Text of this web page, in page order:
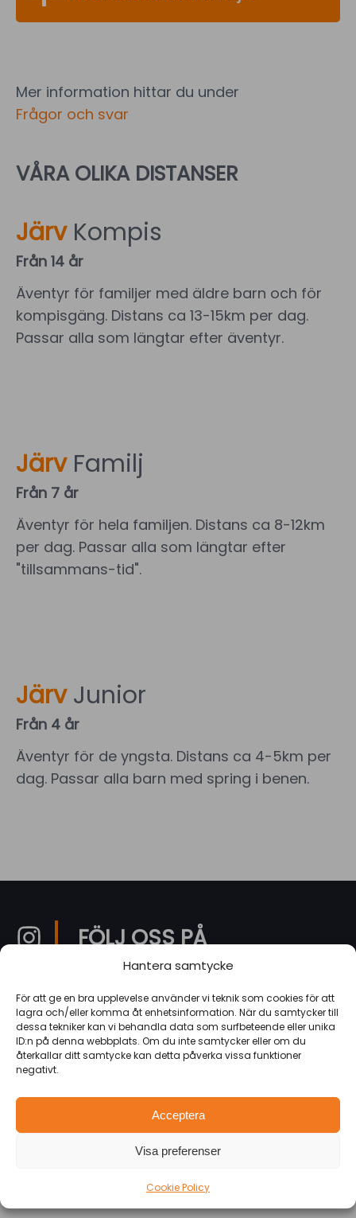
Hantera samtycke
För att ge en bra upplevelse använder vi teknik som cookies för att
lagra och/eller komma åt enhetsinformation. När du samtycker till
dessa tekniker kan vi behandla data som surfbeteende eller unika
ID:n på denna webbplats. Om du inte samtycker eller om du
återkallar ditt samtycke kan detta påverka vissa funktioner
negativt.
Acceptera
Visa preferenser
Cookie Policy
Mer information hittar du under
Frågor och svar
VÅRA OLIKA DISTANSER
JärvKompis
Från 14 år
Äventyr för familjer med äldre barn och för
kompisgäng. Distans ca 13-15km per dag.
Passar alla som längtar efter äventyr.
JärvFamilj
Från 7 år
Äventyr för hela familjen. Distans ca 8-12km
per dag. Passar alla som längtar efter
"tillsammans-tid".
JärvJunior
Från 4 år
Äventyr för de yngsta. Distans ca 4-5km per
dag. Passar alla barn med spring i benen.
FÖLJ OSS PÅ
INSTAGRAM
jarvaventyr